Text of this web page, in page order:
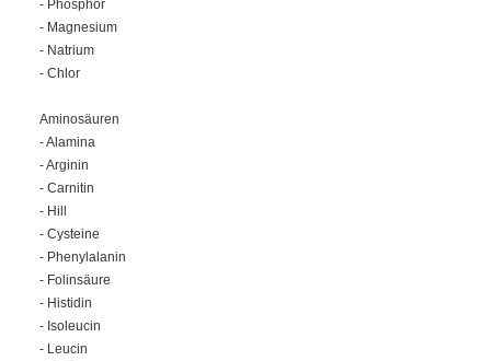
- Phosphor
- Magnesium
- Natrium
- Chlor
Aminosäuren
- Alamina
- Arginin
- Carnitin
- Hill
- Cysteine
- Phenylalanin
- Folinsäure
- Histidin
- Isoleucin
- Leucin